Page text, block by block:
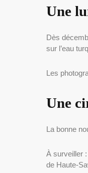
Une
Dès
sur l’eau
Les
Une
La bonne
À surveiller
de Haute-